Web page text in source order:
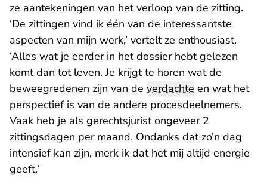
ze aantekeningen van het verloop van de zitting.
‘De zittingen vind ik één van de interessantste
aspecten van mijn werk,’ vertelt ze enthousiast.
‘Alles wat je eerder in het dossier hebt gelezen
komt dan tot leven. Je krijgt te horen wat de
beweegredenen zijn van de verdachte en wat het
perspectief is van de andere procesdeelnemers.
Vaak heb je als gerechtsjurist ongeveer 2
zittingsdagen per maand. Ondanks dat zo’n dag
intensief kan zijn, merk ik dat het mij altijd energie
geeft.’